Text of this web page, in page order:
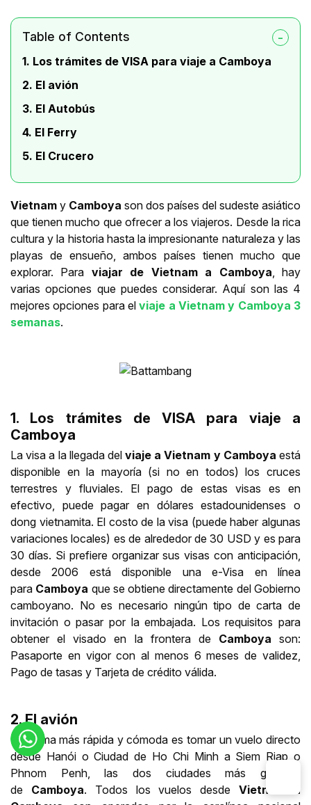
Table of Contents
1. Los trámites de VISA para viaje a Camboya
2. El avión
3. El Autobús
4. El Ferry
5. El Crucero
Vietnam y Camboya son dos países del sudeste asiático
que tienen mucho que ofrecer a los viajeros. Desde la rica
cultura y la historia hasta la impresionante naturaleza y las
playas de ensueño, ambos países tienen mucho que
explorar. Para viajar de Vietnam a Camboya, hay
varias opciones que puedes considerar. Aquí son las 4
mejores opciones para elviaje a Vietnam y Camboya 3
semanas.
1. Los trámites de VISA para viaje a
Camboya
La visa a la llegada delviaje a Vietnam y Camboya está
disponible en la mayoría (si no en todos) los cruces
terrestres y fluviales. El pago de estas visas es en
efectivo, puede pagar en dólares estadounidenses o
dong vietnamita. El costo de la visa (puede haber algunas
variaciones locales) es de alrededor de 30 USD y es para
30 días. Si prefiere organizar sus visas con anticipación,
desde 2006 está disponible una e-Visa en línea
para Camboya que se obtiene directamente del Gobierno
camboyano. No es necesario ningún tipo de carta de
invitación o pasar por la embajada. Los requisitos para
obtener el visado en la frontera de Camboya son:
Pasaporte en vigor con al menos 6 meses de validez,
Pago de tasas y Tarjeta de crédito válida.
2. El avión
La forma más rápida y cómoda es tomar un vuelo directo
desde Hanói o Ciudad de Ho Chi Minh a Siem Riap o
Phnom Penh, las dos ciudades más grandes
de Camboya. Todos los vuelos desdeVietnam a